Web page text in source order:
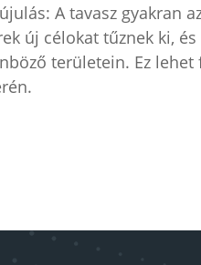
A tavasz gyakran
új célokat tűznek ki,
területein. Ez